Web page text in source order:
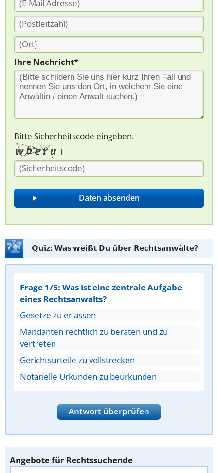
Ihre Nachricht*
Bitte Sicherheitscode eingeben.
Quiz: Was weißt Du über Rechtsanwälte?
Frage 1/5: Was ist eine zentrale Aufgabe
eines Rechtsanwalts?
Gesetze zu erlassen
Mandanten rechtlich zu beraten und zu
vertreten
Gerichtsurteile zu vollstrecken
Notarielle Urkunden zu beurkunden
Antwort überprüfen
Angebote für Rechtssuchende